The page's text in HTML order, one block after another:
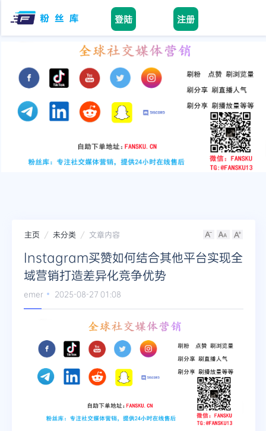
登陆 注册
facebook
tiktok
instagram
twitter
telegram
主页 未分类 文章内容
Instagram买赞如何结合其他平台实现全
域营销打造差异化竞争优势
emer 2025-08-27 01:08